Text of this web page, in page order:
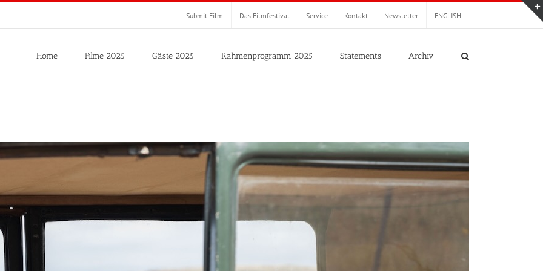
Submit Film Das Filmfestival Service Kontakt Newsletter ENGLISH
Home Filme 2025 Gäste 2025 Rahmenprogramm 2025 Statements Archiv